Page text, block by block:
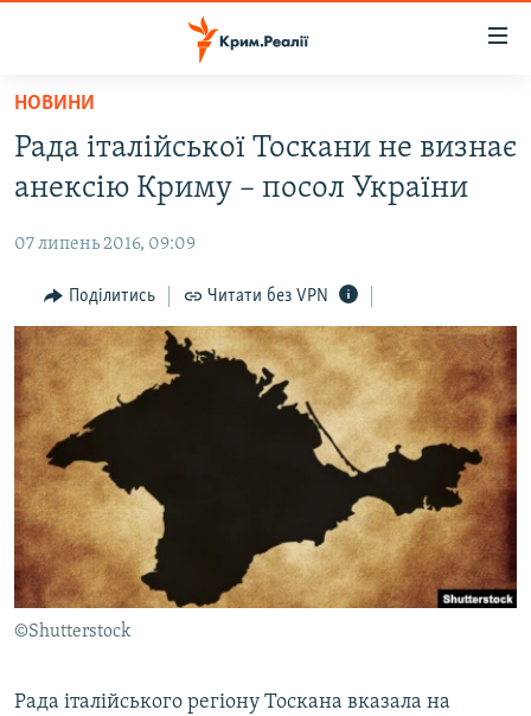
Перейти
основного
матеріалу
до
навігації
Перейти
до
пошуку
ВОДА.КРИМ
ВІДЕО ТА ФОТО
ПОЛІТИКА
БЛОГИ
ПОГЛЯД
ІНТЕРВ'Ю
ВСЕ ЗА ДЕНЬ
СПЕЦПРОЕКТИ
ДЕПОРТАЦІЯ
ВІДЕОУРОКИ «ELIFBE»
СВІДЧЕННЯ ОКУПАЦІЇ
УКРАЇНСЬКА ПРОБЛЕМА КРИМУ
ЯК ОБІЙТИ БЛОКУВАННЯ
Русский
Qırımtatar
НОВИНИ
Рада італійської Тоскани не визнає
анексію Криму – посол України
07 липень 2016, 09:09
Поділитись Читати без VPN
©Shutterstock
Рада італійського регіону Тоскана вказала на